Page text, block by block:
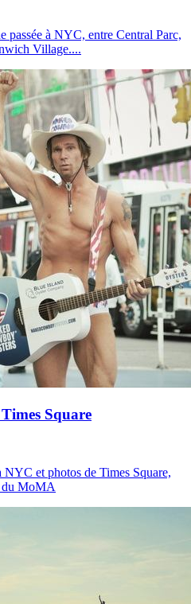
passée à NYC, entre Central Parc,
Village....
Square
NYC et photos de Times Square,
du MoMA